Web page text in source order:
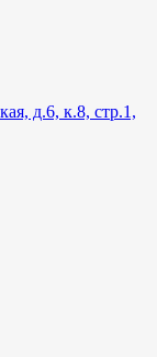
д.6, к.8, стр.1,